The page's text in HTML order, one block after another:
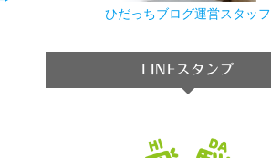
ひだっちブログ運営スタッフ
LINEスタンプ